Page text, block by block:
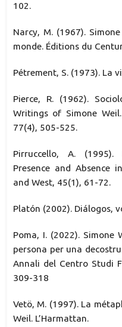
102.
Narcy, M. (1967).
monde. Éditions du
Pétrement, S. (1973). La
Pierce, R. (1962).
Writings of Simone
77(4), 505-525.
Pirruccello, A. (1995).
Presence and Absence
and West, 45(1), 61-72.
Platón (2002). Diálogos,
Poma, I. (2022).
persona per una
Annali del Centro Studi
309-318
Vetö, M. (1997). La
Weil. L’Harmattan.